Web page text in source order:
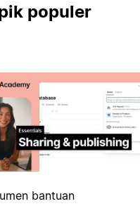
populer
bantuan